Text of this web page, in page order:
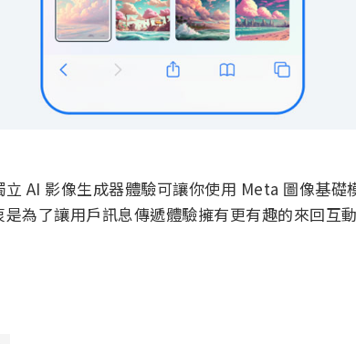
AI 影像生成器體驗可讓你使用 Meta 圖像基礎
為了讓用戶訊息傳遞體驗擁有更有趣的來回互